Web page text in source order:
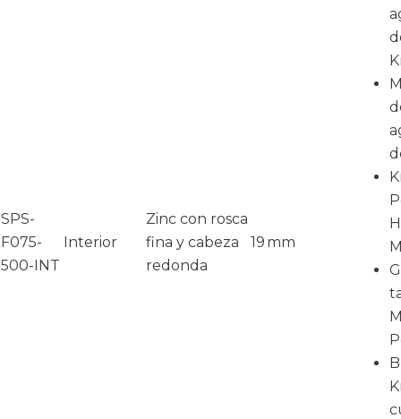
SPS-
F075-
500-INT
Interior
Zinc con rosca
fina y cabeza
redonda
19 mm